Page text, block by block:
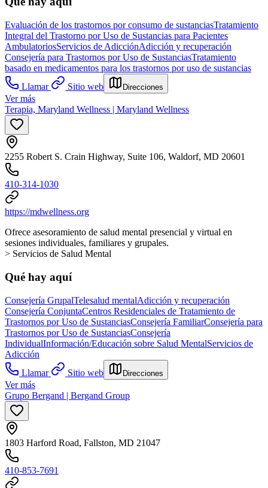
Evaluación de los trastornos por consumo de sustanciasTratamiento
Integral del Trastorno por Uso de Sustancias para Pacientes
AmbulatoriosServicios de AdicciónAdicción y recuperación
Consejería para Trastornos por Uso de SustanciasTratamiento
basado en medicamentos para los trastornos por uso de sustancias
Llamar
Sitio web Direcciones
Ver más
Terapia, Maryland Wellness | Maryland Wellness
2255 Robert S. Crain Highway, Suite 106, Waldorf, MD 20601
410-314-1030
https://mdwellness.org
Ofrece asesoramiento de salud mental presencial y virtual en
sesiones individuales, familiares y grupales.
> Servicios de Salud Mental
Qué hay aquí
Consejería GrupalTelesalud mentalAdicción y recuperación
Consejería ConjuntaCentros Residenciales de Tratamiento de
Trastornos por Uso de SustanciasConsejería FamiliarConsejería para
Trastornos por Uso de SustanciasConsejería
IndividualInformación/Educación sobre Salud MentalServicios de
Adicción
Llamar
Sitio web Direcciones
Ver más
Grupo Bergand | Bergand Group
1803 Harford Road, Fallston, MD 21047
410-853-7691